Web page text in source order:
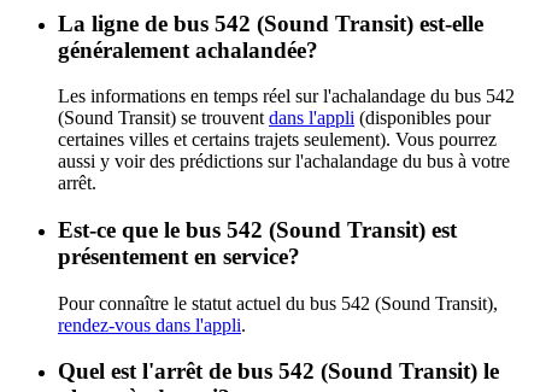
La ligne de bus 542 (Sound Transit) est-elle
généralement achalandée?
Les informations en temps réel sur l'achalandage du bus 542
(Sound Transit) se trouvent dans l'appli (disponibles pour
certaines villes et certains trajets seulement). Vous pourrez
aussi y voir des prédictions sur l'achalandage du bus à votre
arrêt.
Est-ce que le bus 542 (Sound Transit) est
présentement en service?
Pour connaître le statut actuel du bus 542 (Sound Transit),
rendez-vous dans l'appli.
Quel est l'arrêt de bus 542 (Sound Transit) le